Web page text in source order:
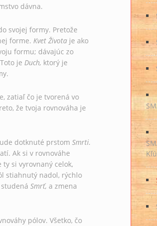
dávna.
svojej formy. Pretože
forme. Kvet Života je ako
formu; dávajúc zo
je Duch, ktorý je
zatiaľ čo je tvorená vo
že tvoja rovnováha je
dotknuté prstom Smrti.
Ak si v rovnováhe
ty si vyrovnaný celok,
stiahnutý nadol, rýchlo
Smrť, a zmena
pólov. Všetko, čo